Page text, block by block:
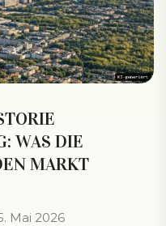
WAS DIE
MARKT
Mai 2026